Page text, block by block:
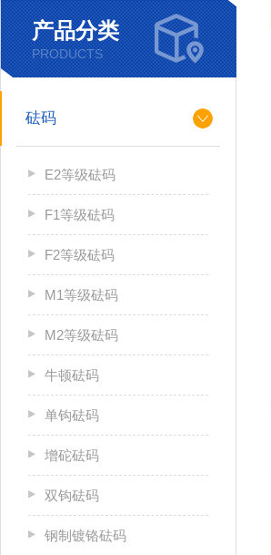
产品分类
PRODUCTS
砝码
E2等级砝码
F1等级砝码
F2等级砝码
M1等级砝码
M2等级砝码
牛顿砝码
单钩砝码
增砣砝码
双钩砝码
钢制镀铬砝码